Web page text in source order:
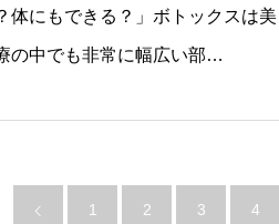
体にもできる？」ボトックスは美
の中でも非常に幅広い部…
1 2 3 4